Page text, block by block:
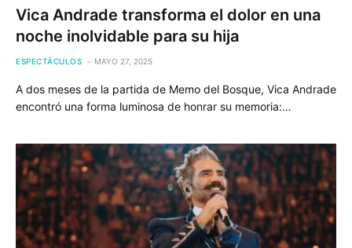
Vica Andrade transforma el dolor en una
noche inolvidable para su hija
ESPECTÁCULOS MAYO 27, 2025
A dos meses de la partida de Memo del Bosque, Vica Andrade
encontró una forma luminosa de honrar su memoria:…